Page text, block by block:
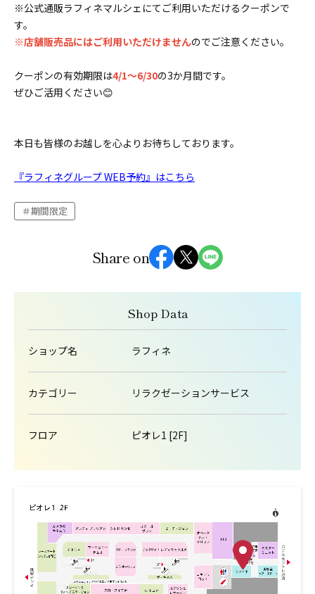
※公式通販ラフィネマルシェにてご利用いただけるクーポンで
す。
※店舗販売品にはご利用いただけませんのでご注意ください。
クーポンの有効期限は4/1～6/30の3か月間です。
ぜひご活用ください😊
本日も皆様のお越しを心よりお待ちしております。
『ラフィネグループ WEB予約』はこちら
期間限定
Share on
Shop Data
ショップ名 ラフィネ
カテゴリー リラクゼーションサービス
フロア ピオレ1 [2F]